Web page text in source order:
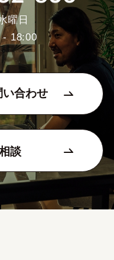
曜日
- 18:00
い合わせ
談